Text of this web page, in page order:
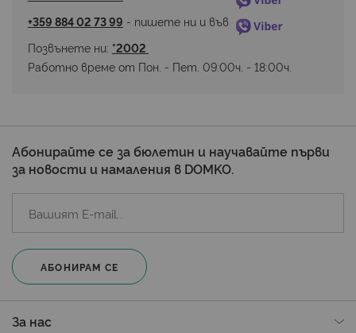
+359 884 02 73 99 - пишете ни и във
Позвънете ни: *2002
Работно време от Пон. - Пет. 09:00ч. - 18:00ч.
Абонирайте се за бюлетин и научавайте първи
за новости и намаления в DOMKO.
АБОНИРАМ СЕ
За нас